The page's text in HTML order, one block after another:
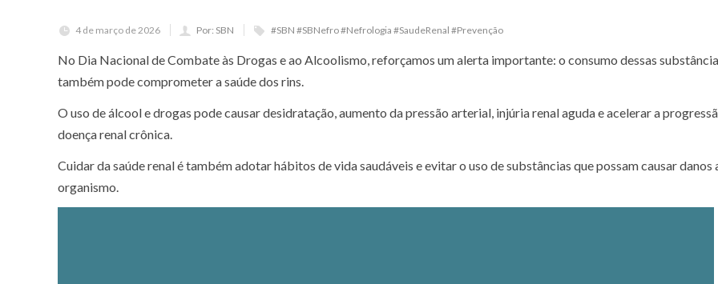
4 de março de 2026 Por: SBN #SBN #SBNefro #Nefrologia #SaudeRenal #Prevenção
No Dia Nacional de Combate às Drogas e ao Alcoolismo, reforçamos um alerta importante: o consumo dessas
também pode comprometer a saúde dos rins.
O uso de álcool e drogas pode causar desidratação, aumento da pressão arterial, injúria renal aguda e acelerar a
doença renal crônica.
Cuidar da saúde renal é também adotar hábitos de vida saudáveis e evitar o uso de substâncias que possam causar danos
organismo.